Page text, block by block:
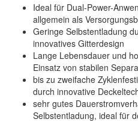
Ideal für Dual-Power-
allgemein als
Geringe Selbstentladung
innovatives Gitterdesign
Lange Lebensdauer und
Einsatz von stabilen
bis zu zweifache
durch innovative
sehr gutes
Selbstentladung, ideal für